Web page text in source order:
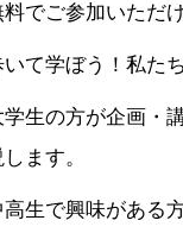
料でご参加いただ
いて学ぼう！私た
学生の方が企画・
ます。
高生で興味がある